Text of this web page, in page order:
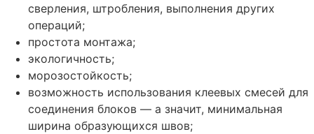
сверления, штробления, выполнения других
операций;
простота монтажа;
экологичность;
морозостойкость;
возможность использования клеевых смесей для
соединения блоков — а значит, минимальная
ширина образующихся швов;